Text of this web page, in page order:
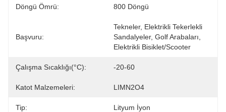
Döngü Ömrü: 800 Döngü
Başvuru:
Tekneler, Elektrikli Tekerlekli
Sandalyeler, Golf Arabaları,
Elektrikli Bisiklet/Scooter
Çalışma Sıcaklığı(°C): -20-60
Katot Malzemeleri: LIMN2O4
Tip: Lityum İyon